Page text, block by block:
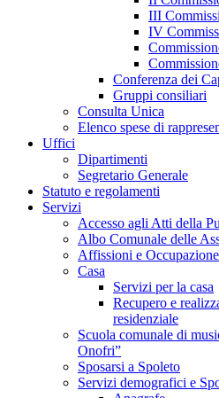
III
IV
Conferenza dei
Gruppi consiliari
Consulta Unica
Elenco spese di
Uffici
Dipartimenti
Segretario Generale
Statuto e regolamenti
Servizi
Accesso agli Atti della
Albo Comunale delle
Affissioni e
Casa
Servizi per la casa
Recupero e
residenziale
Scuola comunale di
Onofri”
Sposarsi a Spoleto
Servizi demografici e